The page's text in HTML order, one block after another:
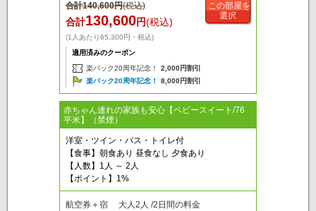
合計140,600円(税込)
合計130,600円(税込)
(1人あたり65,300円・税込)
適用済みのクーポン
楽パック20周年記念！
2,000円割引
楽パック20周年記念！
8,000円割引
この部屋を
選択
赤ちゃん連れの家族も安心【ベビースイート/76
平米】（禁煙）
洋室・ツイン・バス・トイレ付
【食事】朝食あり 昼食なし 夕食あり
【人数】1人 ～ 2人
【ポイント】1%
航空券＋宿 大人2人 /2日間の料金